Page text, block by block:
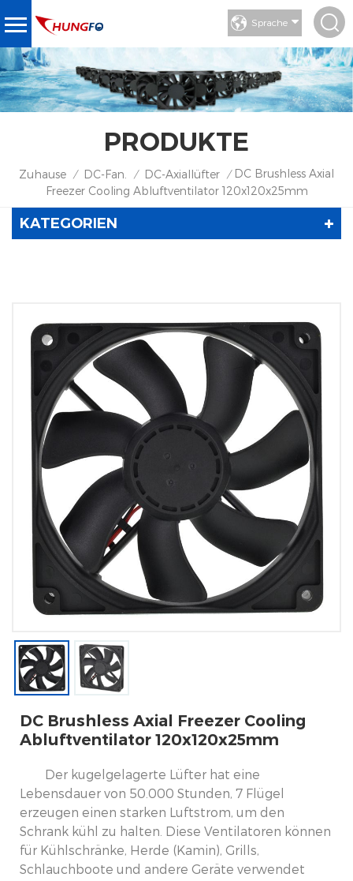
Sprache
PRODUKTE
Zuhause / DC-Fan. / DC-Axiallüfter / DC Brushless Axial
Freezer Cooling Abluftventilator 120x120x25mm
KATEGORIEN
DC Brushless Axial Freezer Cooling
Abluftventilator 120x120x25mm
Der kugelgelagerte Lüfter hat eine
Lebensdauer von 50.000 Stunden, 7 Flügel
erzeugen einen starken Luftstrom, um den
Schrank kühl zu halten. Diese Ventilatoren können
für Kühlschränke, Herde (Kamin), Grills,
Schlauchboote und andere Geräte verwendet